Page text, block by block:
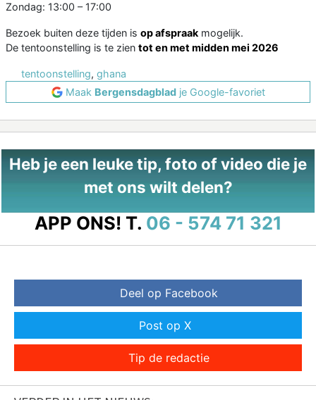
Zondag: 13:00 – 17:00
Bezoek buiten deze tijden is op afspraak mogelijk.
De tentoonstelling is te zien tot en met midden mei 2026
tentoonstelling, ghana
Maak Bergensdagbladje Google-favoriet
Heb je een leuke tip, foto of video die je
met ons wilt delen?
APP ONS! T. 06 - 574 71 321
Deel op Facebook
Post op X
Tip de redactie